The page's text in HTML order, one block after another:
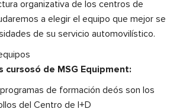
organizativa de los centros de
a elegir el equipo que mejor se
de su servicio automovilístico.
cursosó de MSG Equipment:
de formación deós son los
del Centro de I+D